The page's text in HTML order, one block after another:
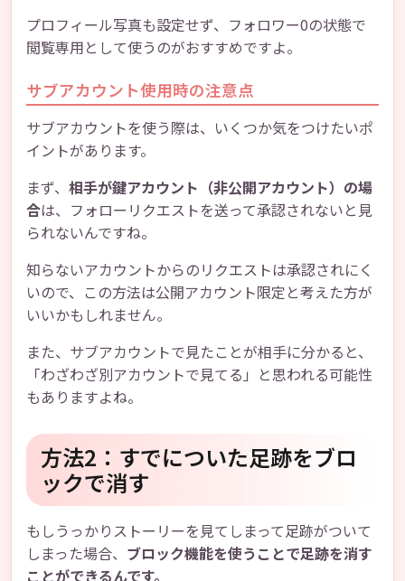
プロフィール写真も設定せず、フォロワー0の状態で
閲覧専用として使うのがおすすめですよ。
サブアカウント使用時の注意点
サブアカウントを使う際は、いくつか気をつけたいポ
イントがあります。
まず、 相手が鍵アカウント（非公開アカウント）の場
合は、フォローリクエストを送って承認されないと見
られないんですね。
知らないアカウントからのリクエストは承認されにく
いので、この方法は公開アカウント限定と考えた方が
いいかもしれません。
また、サブアカウントで見たことが相手に分かると、
「わざわざ別アカウントで見てる」と思われる可能性
もありますよね。
方法2：すでについた足跡をブロ
ックで消す
もしうっかりストーリーを見てしまって足跡がついて
しまった場合、 ブロック機能を使うことで足跡を消す
ことができるんです。